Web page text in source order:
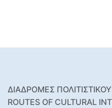
ΔΙΑΔΡΟΜΕΣ
ROUTES OF CULTURAL